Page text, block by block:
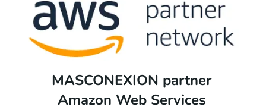
MASCONEXION partner
Amazon Web Services